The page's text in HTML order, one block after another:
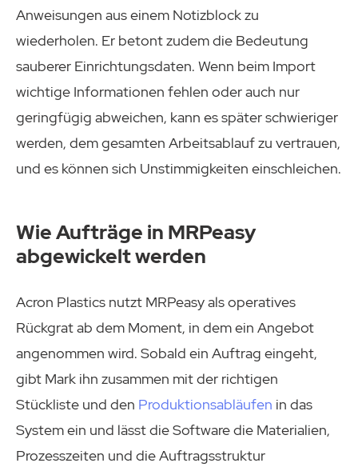
Anweisungen aus einem Notizblock zu
wiederholen. Er betont zudem die Bedeutung
sauberer Einrichtungsdaten. Wenn beim Import
wichtige Informationen fehlen oder auch nur
geringfügig abweichen, kann es später schwieriger
werden, dem gesamten Arbeitsablauf zu vertrauen,
und es können sich Unstimmigkeiten einschleichen.
Wie Aufträge in MRPeasy
abgewickelt werden
Acron Plastics nutzt MRPeasy als operatives
Rückgrat ab dem Moment, in dem ein Angebot
angenommen wird. Sobald ein Auftrag eingeht,
gibt Mark ihn zusammen mit der richtigen
Stückliste und den Produktionsabläufen in das
System ein und lässt die Software die Materialien,
Prozesszeiten und die Auftragsstruktur